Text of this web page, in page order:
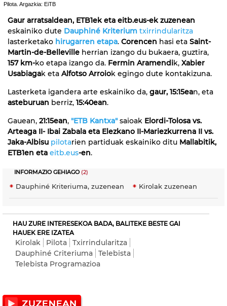
Pilota. Argazkia: EiTB
Gaur arratsaldean, ETB1ek eta eitb.eus-ek zuzenean
eskainiko dute Dauphiné Kriterium txirrindularitza
lasterketako hirugarren etapa. Corencen hasi eta Saint-
Martin-de-Belleville herrian izango du bukaera, guztira,
157 km-ko etapa izango da. Fermin Aramendik, Xabier
Usabiagak eta Alfotso Arroiok egingo dute kontakizuna.
Lasterketa igandera arte eskainiko da, gaur, 15:15ean, eta
asteburuan berriz, 15:40ean.
Gauean, 21:15ean, "ETB Kantxa"saioak Elordi-Tolosa vs.
Arteaga II- Ibai Zabala eta Elezkano II-Mariezkurrena II vs.
Jaka-Albisu pilotarien partiduak eskainiko ditu Mallabitik,
ETB1en eta eitb.eus-en.
INFORMAZIO GEHIAGO(2)
Dauphiné Kriteriuma, zuzenean Kirolak zuzenean
HAU ZURE INTERESEKOA BADA, BALITEKE BESTE GAI
HAUEK ERE IZATEA
Kirolak Pilota
Txirrindularitza
Dauphiné Criteriuma
Telebista
Telebista Programazioa